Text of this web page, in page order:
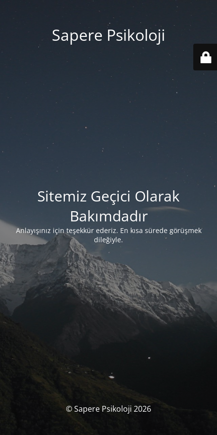
Sapere Psikoloji
Sitemiz Geçici Olarak
Bakımdadır
Anlayışınız için teşekkür ederiz. En kısa sürede görüşmek
dileğiyle.
© Sapere Psikoloji 2026